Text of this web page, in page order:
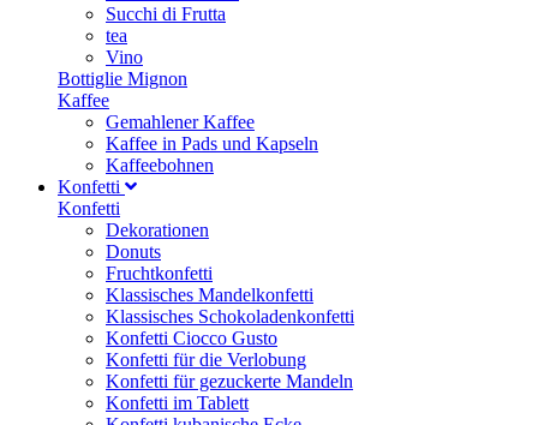
Succhi di Frutta
tea
Vino
Bottiglie Mignon
Kaffee
Gemahlener Kaffee
Kaffee in Pads und Kapseln
Kaffeebohnen
Konfetti
Konfetti
Dekorationen
Donuts
Fruchtkonfetti
Klassisches Mandelkonfetti
Klassisches Schokoladenkonfetti
Konfetti Ciocco Gusto
Konfetti für die Verlobung
Konfetti für gezuckerte Mandeln
Konfetti im Tablett